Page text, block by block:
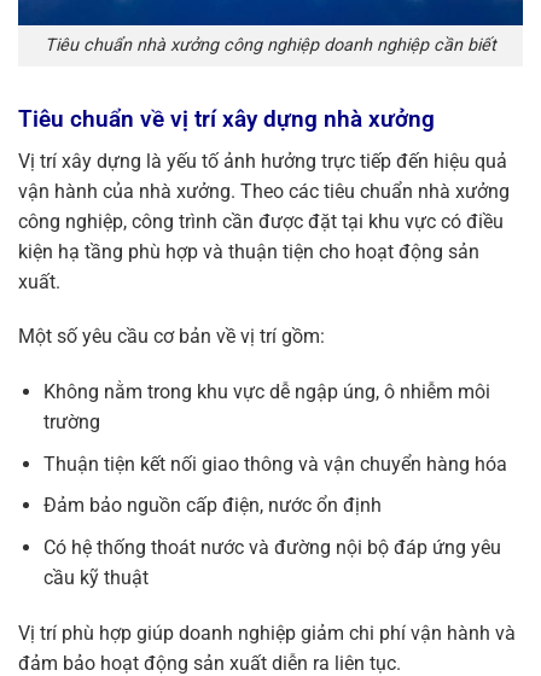
Tiêu chuẩn nhà xưởng công nghiệp doanh nghiệp cần biết
Tiêu chuẩn về vị trí xây dựng nhà xưởng
Vị trí xây dựng là yếu tố ảnh hưởng trực tiếp đến hiệu quả
vận hành của nhà xưởng. Theo các tiêu chuẩn nhà xưởng
công nghiệp, công trình cần được đặt tại khu vực có điều
kiện hạ tầng phù hợp và thuận tiện cho hoạt động sản
xuất.
Một số yêu cầu cơ bản về vị trí gồm:
Không nằm trong khu vực dễ ngập úng, ô nhiễm môi
trường
Thuận tiện kết nối giao thông và vận chuyển hàng hóa
Đảm bảo nguồn cấp điện, nước ổn định
Có hệ thống thoát nước và đường nội bộ đáp ứng yêu
cầu kỹ thuật
Vị trí phù hợp giúp doanh nghiệp giảm chi phí vận hành và
đảm bảo hoạt động sản xuất diễn ra liên tục.